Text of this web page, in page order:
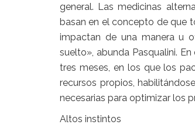
general. Las medicinas
basan en el concepto de que
impactan de una manera u
suelto», abunda Pasqualini.
tres meses, en los que los
recursos propios,
necesarias para optimizar los
Altos instintos